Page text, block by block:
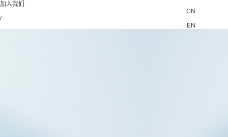
加入我们
CN
/
EN